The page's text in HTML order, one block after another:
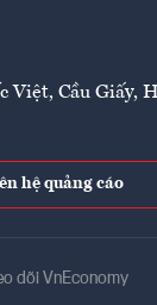
Việt, Cầu Giấy,
hệ quảng cáo
dõi VnEconomy